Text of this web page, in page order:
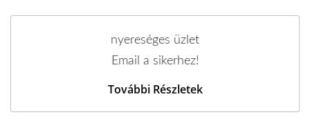
nyereséges üzlet
Email a sikerhez!
További Részletek